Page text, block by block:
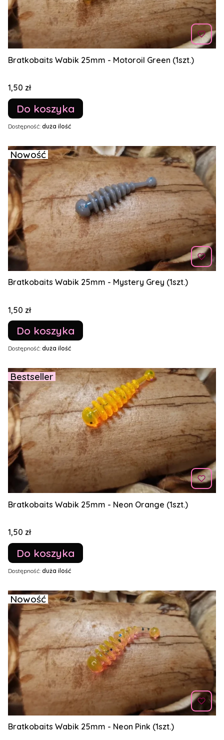
Bratkobaits Wabik 25mm - Motoroil Green (1szt.)
Cena
1,50 zł
Do koszyka
Dostępność: duża ilość
Nowość
Bratkobaits Wabik 25mm - Mystery Grey (1szt.)
Cena
1,50 zł
Do koszyka
Dostępność: duża ilość
Bestseller
Bratkobaits Wabik 25mm - Neon Orange (1szt.)
Cena
1,50 zł
Do koszyka
Dostępność: duża ilość
Nowość
Bratkobaits Wabik 25mm - Neon Pink (1szt.)